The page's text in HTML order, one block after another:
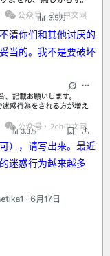
清你们和其他讨厌的
当的。我不是要破坏
），请写出来。最近
迷惑行为越来越多